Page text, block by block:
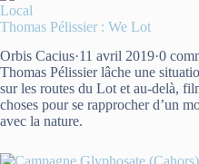
Local
Thomas Pélissier : We Lot
Orbis Cacius·11 avril 2019·0
Thomas Pélissier lâche une
sur les routes du Lot et au-delà,
choses pour se rapprocher d’un
avec la nature.